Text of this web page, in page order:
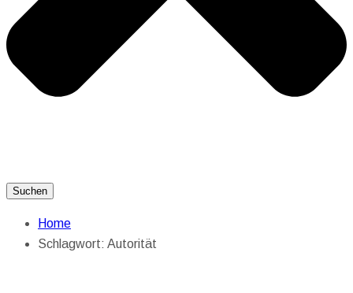
Suchen
Home
Schlagwort: Autorität